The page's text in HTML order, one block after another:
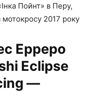
Пойнт» в Перу,
2017 року
Ерреро
Eclipse
—